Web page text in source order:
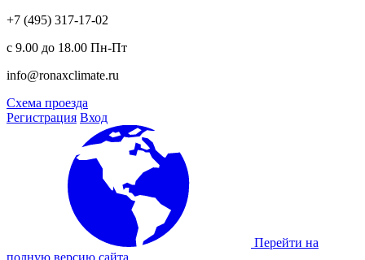
+7 (495) 317-17-02
с 9.00 до 18.00 Пн-Пт
info@ronaxclimate.ru
Схема проезда
Регистрация Вход
Перейти на
полную версию сайта